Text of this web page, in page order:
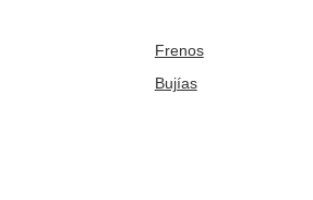
Frenos
Bujías